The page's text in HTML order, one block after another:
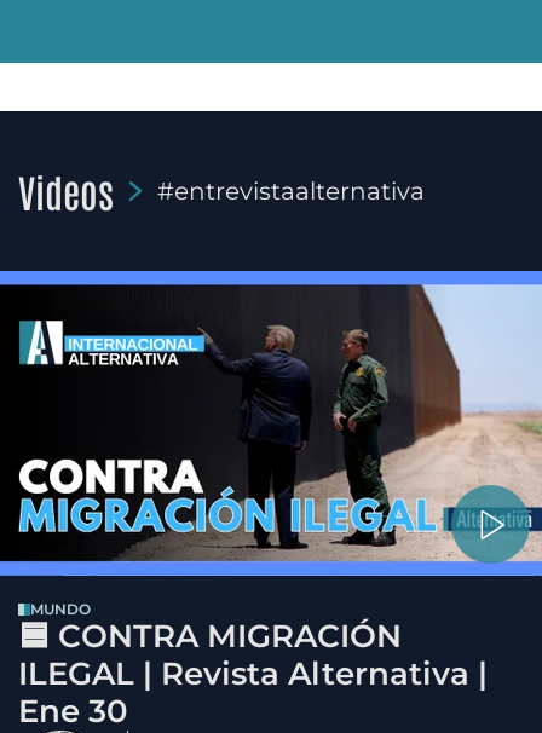
Videos #entrevistaalternativa
MUNDO
🟦 CONTRA MIGRACIÓN
ILEGAL | Revista Alternativa |
Ene 30